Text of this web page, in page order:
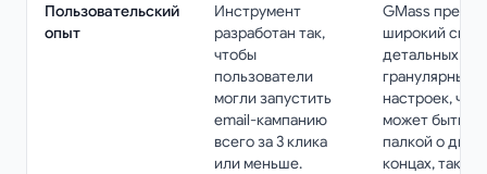
Пользовательский
опыт
Инструмент
разработан так,
чтобы
пользователи
могли запустить
email-кампанию
всего за 3 клика
или меньше.
GMass
широкий
детальных и
гранулярных
настроек, что
может быть
палкой о двух
концах, так